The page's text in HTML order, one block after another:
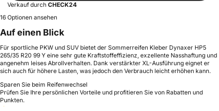
Verkauf durch CHECK24
16 Optionen ansehen
Auf einen Blick
Für sportliche PKW und SUV bietet der Sommerreifen Kleber Dynaxer HP5
265/35 R20 99 Y eine sehr gute Kraftstoffeffizienz, exzellente Nasshaftung und
angenehm leises Abrollverhalten. Dank verstärkter XL-Ausführung eignet er
sich auch für höhere Lasten, was jedoch den Verbrauch leicht erhöhen kann.
Sparen Sie beim Reifenwechsel
Prüfen Sie Ihre persönlichen Vorteile und profitieren Sie von Rabatten und
Punkten.